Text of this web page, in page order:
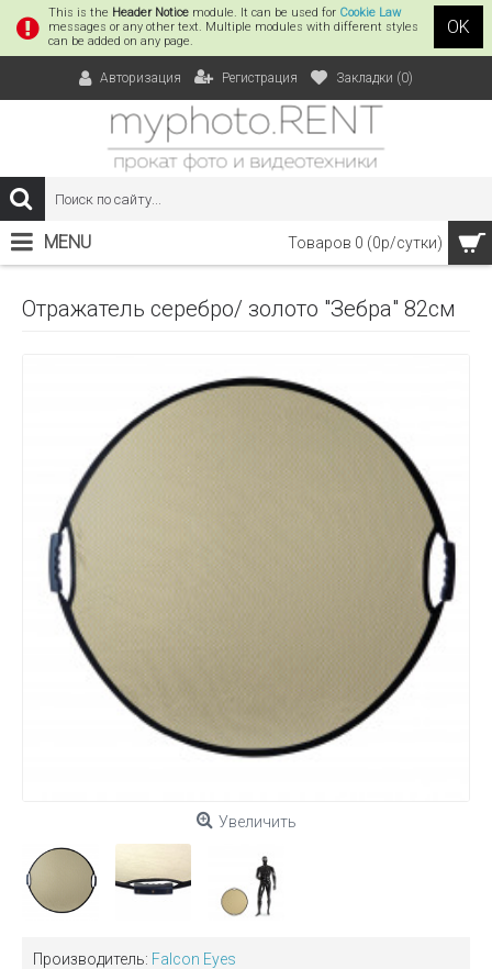
This is the Header Notice module. It can be used for Cookie Law
messages or any other text. Multiple modules with different styles
can be added on any page.
OK
Авторизация Регистрация Закладки (0)
Товаров 0 (0р/сутки)
MENU
Отражатель серебро/ золото "Зебра" 82см
Увеличить
Производитель: Falcon Eyes